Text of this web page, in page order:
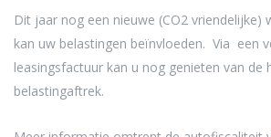
Dit jaar nog een nieuwe (CO2 vriendelijke)
kan uw belastingen beïnvloeden. Via een
leasingsfactuur kan u nog genieten van de
belastingaftrek.